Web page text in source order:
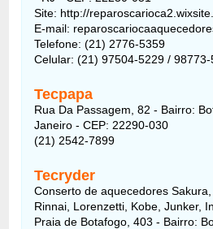
Site: http://
E-mail:
Telefone: (21) 2776-5359
Celular: (21) 97504-5229 /
Tecpapa
Rua Da Passagem, 82 - Bairro:
Janeiro - CEP: 22290-030
(21) 2542-7899
Tecryder
Conserto de aquecedores Sakura,
Rinnai, Lorenzetti, Kobe, Junker,
Praia de Botafogo, 403 - Bairro: